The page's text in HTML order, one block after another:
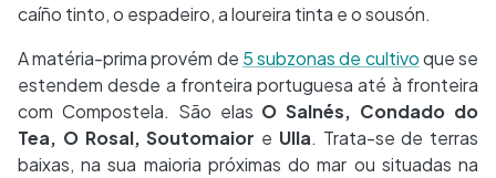
caíño tinto, o espadeiro, a loureira tinta e o sousón.
A matéria-prima provém de 5 subzonas de cultivoque se
estendem desde a fronteira portuguesa até à fronteira
com Compostela. São elas O Salnés, Condado do
Tea, O Rosal, Soutomaior e Ulla. Trata-se de terras
baixas, na sua maioria próximas do mar ou situadas na